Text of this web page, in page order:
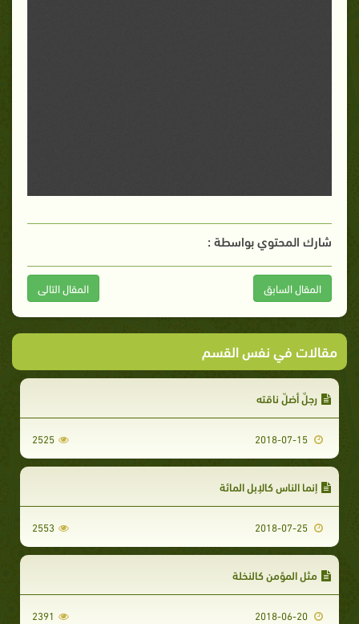
شارك المحتوي بواسطة :
المقال السابق المقال التالى
مقالات في نفس القسم
رجلٌ أضلّ ناقته
2525
إنما الناس كالإبل المائة
2553
مثل المؤمن كالنخلة
2391